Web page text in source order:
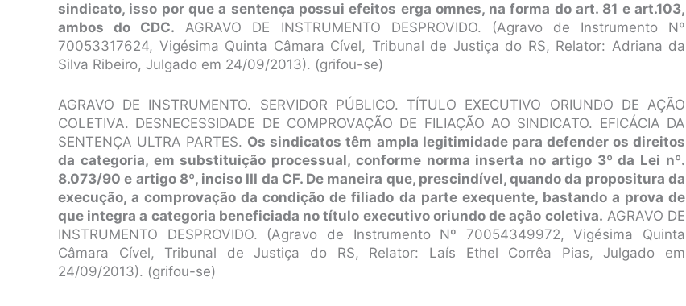
sindicato, isso por que a sentença possui efeitos erga omnes, na forma do art. 81 e art.103,
ambos do CDC. AGRAVO DE INSTRUMENTO DESPROVIDO. (Agravo de Instrumento Nº
70053317624, Vigésima Quinta Câmara Cível, Tribunal de Justiça do RS, Relator: Adriana da
Silva Ribeiro, Julgado em 24/09/2013). (grifou-se)
AGRAVO DE INSTRUMENTO. SERVIDOR PÚBLICO. TÍTULO EXECUTIVO ORIUNDO DE AÇÃO
COLETIVA. DESNECESSIDADE DE COMPROVAÇÃO DE FILIAÇÃO AO SINDICATO. EFICÁCIA DA
SENTENÇA ULTRA PARTES. Os sindicatos têm ampla legitimidade para defender os direitos
da categoria, em substituição processual, conforme norma inserta no artigo 3º da Lei nº.
8.073/90 e artigo 8º, inciso III da CF. De maneira que, prescindível, quando da propositura da
execução, a comprovação da condição de filiado da parte exequente, bastando a prova de
que integra a categoria beneficiada no título executivo oriundo de ação coletiva. AGRAVO DE
INSTRUMENTO DESPROVIDO. (Agravo de Instrumento Nº 70054349972, Vigésima Quinta
Câmara Cível, Tribunal de Justiça do RS, Relator: Laís Ethel Corrêa Pias, Julgado em
24/09/2013). (grifou-se)